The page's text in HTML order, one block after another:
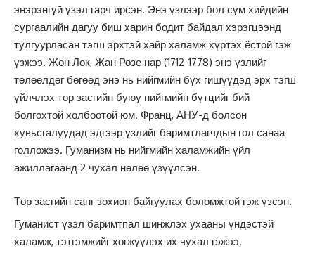
энэрэнгүй үзэл гарч ирсэн. Энэ үзлээр бол сүм хийдийн
сургаалийн дагуу биш харин бодит байдал хэрэгцээнд
тулгуурласан тэгш эрхтэй хайр халамж хүртэх ёстой гэж
үзжээ. Жон Лок, Жан Розе нар (1712-1778) энэ үзлийг
төлөөлдөг бөгөөд энэ нь нийгмийн бүх гишүүдэд эрх тэгш
үйлчлэх төр засгийн буюу нийгмийн бүтцийг бий
болгохтой холбоотой юм. Франц, АНУ-д болсон
хувьсгалуудад эдгээр үзлийг баримтлагчдын гол санаа
голложээ. Гуманизм нь нийгмийн халамжийн үйл
ажиллагаанд 2 чухал нөлөө үзүүлсэн.
Төр засгийн санг зохион байгуулах боломжтой гэж үзсэн.
Гуманист үзэл баримтпал шинжлэх ухааны үндэстэй
халамж, тэтгэмжийг хөгжүүлэх их чухал гэжээ.